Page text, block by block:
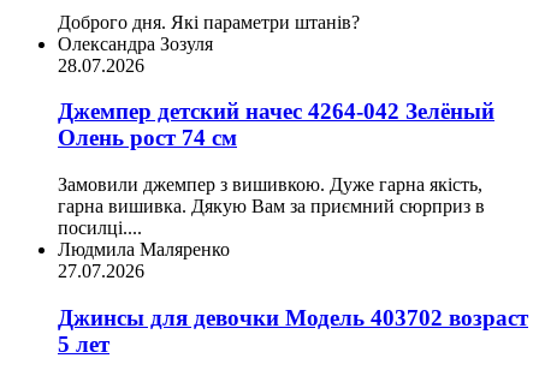
Доброго дня. Які параметри штанів?
Олександра Зозуля
28.07.2026
Джемпер детский начес 4264-042 Зелёный
Олень рост 74 см
Замовили джемпер з вишивкою. Дуже гарна якість,
гарна вишивка. Дякую Вам за приємний сюрприз в
посилці....
Людмила Маляренко
27.07.2026
Джинсы для девочки Модель 403702 возраст
5 лет